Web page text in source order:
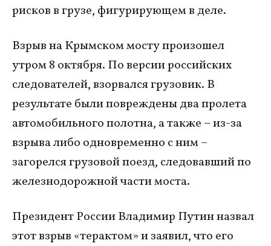
рисков в грузе, фигурирующем в деле.
Взрыв на Крымском мосту произошел
утром 8 октября. По версии российских
следователей, взорвался грузовик. В
результате были повреждены два пролета
автомобильного полотна, а также – из-за
взрыва либо одновременно с ним –
загорелся грузовой поезд, следовавший по
железнодорожной части моста.
Президент России Владимир Путин назвал
этот взрыв «терактом» и заявил, что его